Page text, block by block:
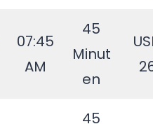
07:45
AM
45
Minut
en
45